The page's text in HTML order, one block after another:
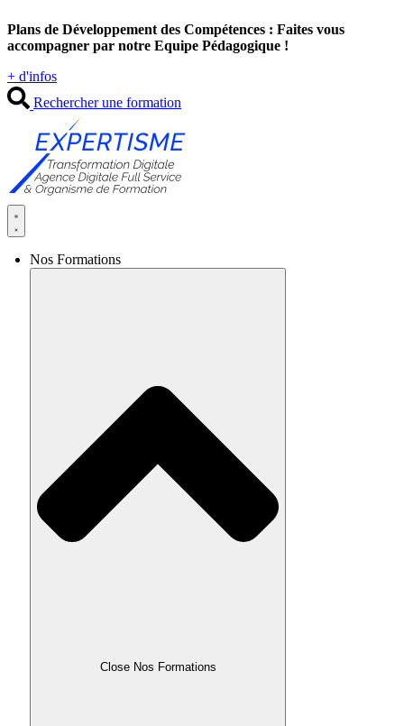
au
contenu
Plans de Développement des Compétences : Faites vous
accompagner par notre Equipe Pédagogique !
+ d'infos
Rechercher une formation
Nos Formations
Close Nos Formations